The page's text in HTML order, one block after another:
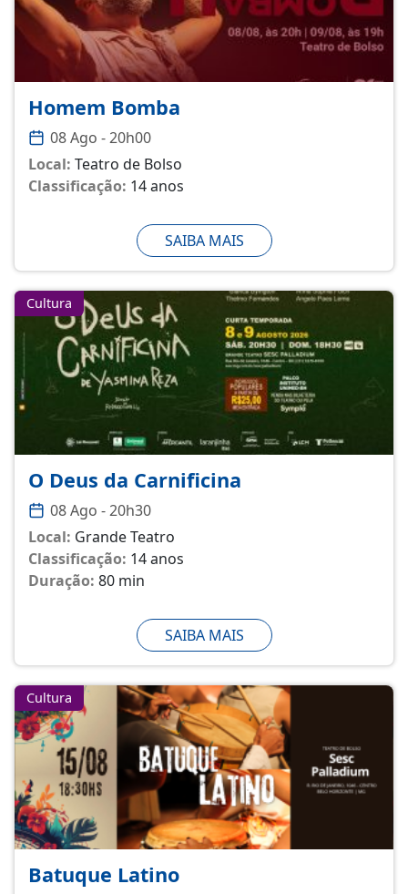
Homem Bomba
08 Ago - 20h00
Local: Teatro de Bolso
Classificação: 14 anos
SAIBA MAIS
Cultura
O Deus da Carnificina
08 Ago - 20h30
Local: Grande Teatro
Classificação: 14 anos
Duração: 80 min
SAIBA MAIS
Cultura
Batuque Latino